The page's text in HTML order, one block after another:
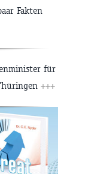
Fakten
für
+++